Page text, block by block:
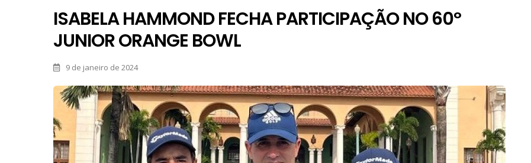
ISABELA HAMMOND FECHA PARTICIPAÇÃO NO 60º
JUNIOR ORANGE BOWL
9 de janeiro de 2024